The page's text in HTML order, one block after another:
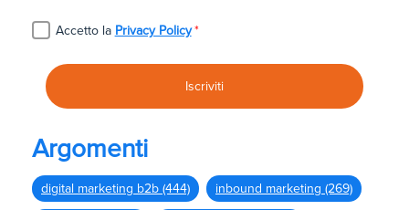
Accetto la Privacy Policy *
Argomenti
digital marketing b2b (444) inbound marketing (269)